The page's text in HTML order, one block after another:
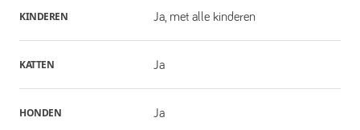
KINDEREN Ja, met alle kinderen
KATTEN Ja
HONDEN Ja